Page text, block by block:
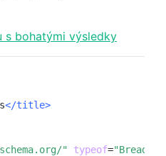
s bohatými výsledky
</title>
" typeof=